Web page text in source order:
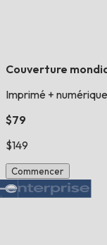
Couverture
Imprimé + numérique
$79
$149
Commencer